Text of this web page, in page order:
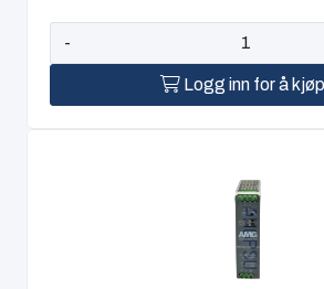
-
Logg inn for å